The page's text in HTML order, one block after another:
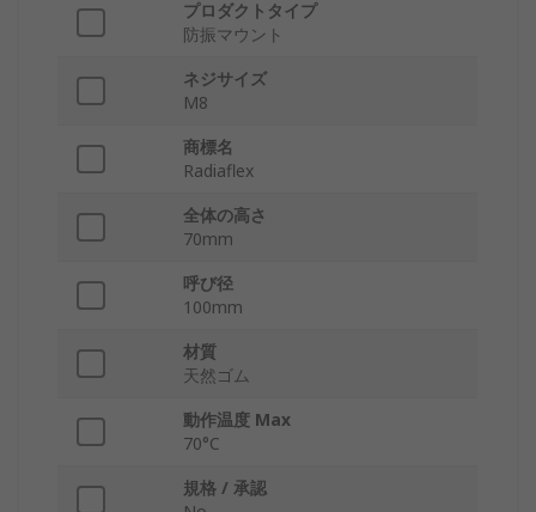
プロダクトタイプ
防振マウント
ネジサイズ
M8
商標名
Radiaflex
全体の高さ
70mm
呼び径
100mm
材質
天然ゴム
動作温度 Max
70°C
規格 / 承認